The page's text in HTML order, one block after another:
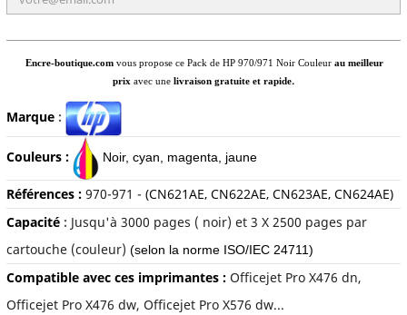
Encre-boutique.com vous propose ce Pack de HP 970/971 Noir Couleurau meilleur
prix avec une livraison gratuite et rapide.
Marque:
Couleurs : Noir, cyan, magenta, jaune
Références : 970-971 - (CN621AE, CN622AE, CN623AE, CN624AE)
Capacité: Jusqu'à 3000 pages ( noir) et 3 X 2500 pages par
cartouche (couleur) (selon la norme ISO/IEC 24711)
Compatible avec ces imprimantes : Officejet Pro X476 dn,
Officejet Pro X476 dw, Officejet Pro X576 dw...